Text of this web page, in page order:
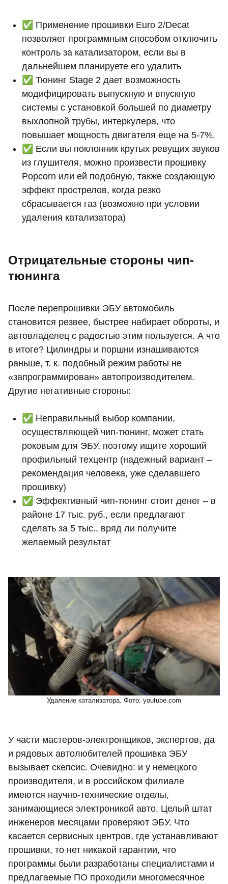
✅ Применение прошивки Euro 2/Decat
позволяет программным способом отключить
контроль за катализатором, если вы в
дальнейшем планируете его удалить
✅ Тюнинг Stage 2 дает возможность
модифицировать выпускную и впускную
системы с установкой большей по диаметру
выхлопной трубы, интеркулера, что
повышает мощность двигателя еще на 5-7%.
✅ Если вы поклонник крутых ревущих звуков
из глушителя, можно произвести прошивку
Popcorn или ей подобную, также создающую
эффект прострелов, когда резко
сбрасывается газ (возможно при условии
удаления катализатора)
Отрицательные стороны чип-
тюнинга
После перепрошивки ЭБУ автомобиль
становится резвее, быстрее набирает обороты, и
автовладелец с радостью этим пользуется. А что
в итоге? Цилиндры и поршни изнашиваются
раньше, т. к. подобный режим работы не
«запрограммирован» автопроизводителем.
Другие негативные стороны:
✅ Неправильный выбор компании,
осуществляющей чип-тюнинг, может стать
роковым для ЭБУ, поэтому ищите хороший
профильный техцентр (надежный вариант –
рекомендация человека, уже сделавшего
прошивку)
✅ Эффективный чип-тюнинг стоит денег – в
районе 17 тыс. руб., если предлагают
сделать за 5 тыс., вряд ли получите
желаемый результат
Удаление катализатора. Фото: youtube.com
У части мастеров-электронщиков, экспертов, да
и рядовых автолюбителей прошивка ЭБУ
вызывает скепсис. Очевидно: и у немецкого
производителя, и в российском филиале
имеются научно-технические отделы,
занимающиеся электроникой авто. Целый штат
инженеров месяцами проверяют ЭБУ. Что
касается сервисных центров, где устанавливают
прошивки, то нет никакой гарантии, что
программы были разработаны специалистами и
предлагаемые ПО проходили многомесячное